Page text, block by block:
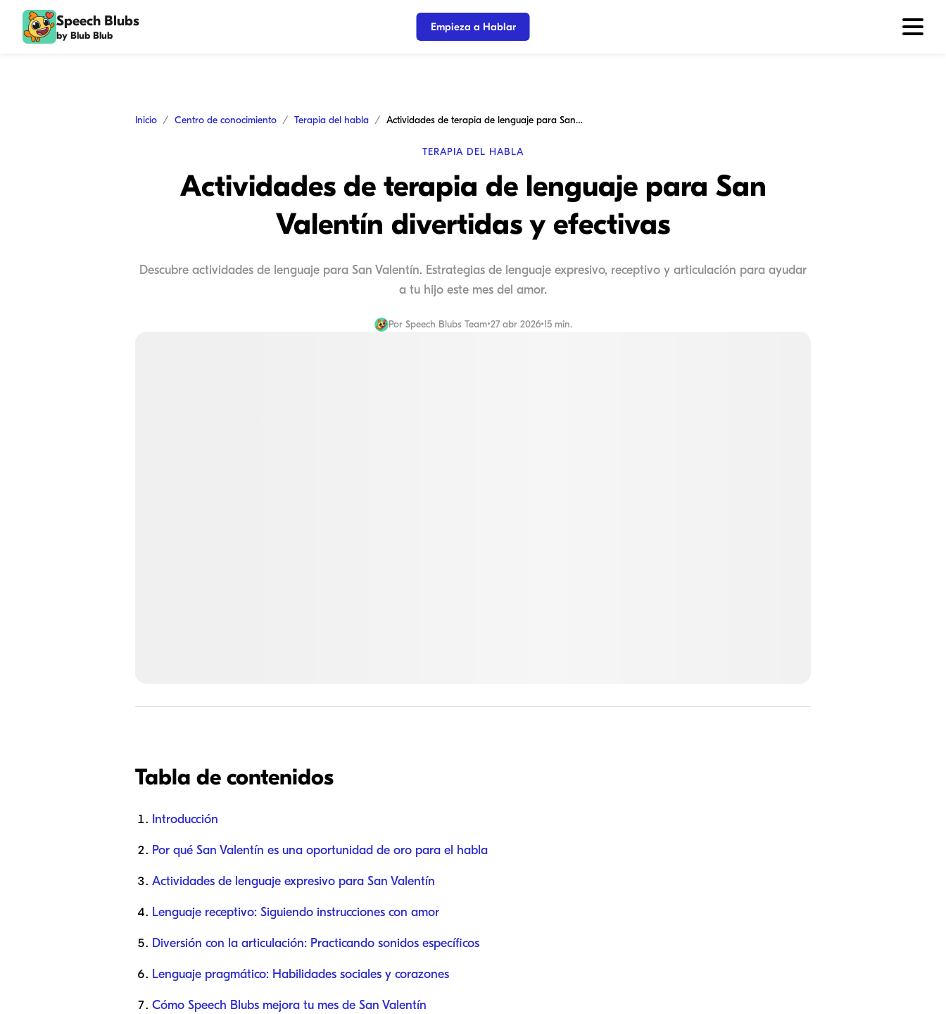
Speech Blubs
by Blub Blub
Empieza a Hablar
Inicio Centro de conocimiento Terapia del habla Actividades de terapia de lenguaje para San Valentín divertidas y efectivas
TERAPIA DEL HABLA
Actividades de terapia de lenguaje para San
Valentín divertidas y efectivas
Descubre actividades de lenguaje para San Valentín. Estrategias de lenguaje expresivo, receptivo y articulación para ayudar
a tu hijo este mes del amor.
Por Speech Blubs Team•27 abr 2026•15 min.
Tabla de contenidos
Introducción
Por qué San Valentín es una oportunidad de oro para el habla
Actividades de lenguaje expresivo para San Valentín
Lenguaje receptivo: Siguiendo instrucciones con amor
Diversión con la articulación: Practicando sonidos específicos
Lenguaje pragmático: Habilidades sociales y corazones
Cómo Speech Blubs mejora tu mes de San Valentín